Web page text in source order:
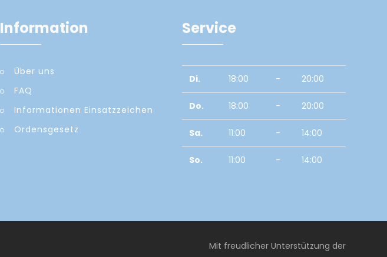
Information
Über uns
FAQ
Informationen Einsatzzeichen
Ordensgesetz
Service
Di. 18:00 - 20:00
Do. 18:00 - 20:00
Sa. 11:00 - 14:00
So. 11:00 - 14:00
Mit freudlicher Unterstützung der